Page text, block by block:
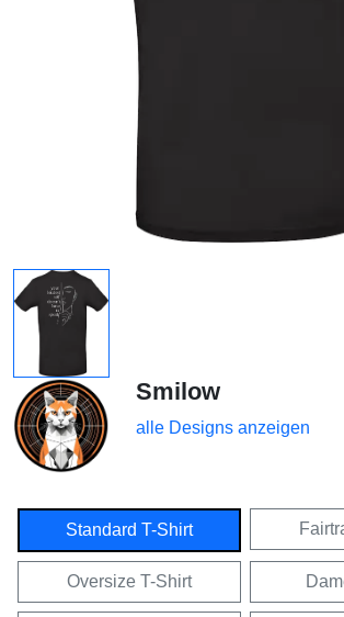
Smilow
alle Designs anzeigen
Standard T-Shirt
Oversize T-Shirt